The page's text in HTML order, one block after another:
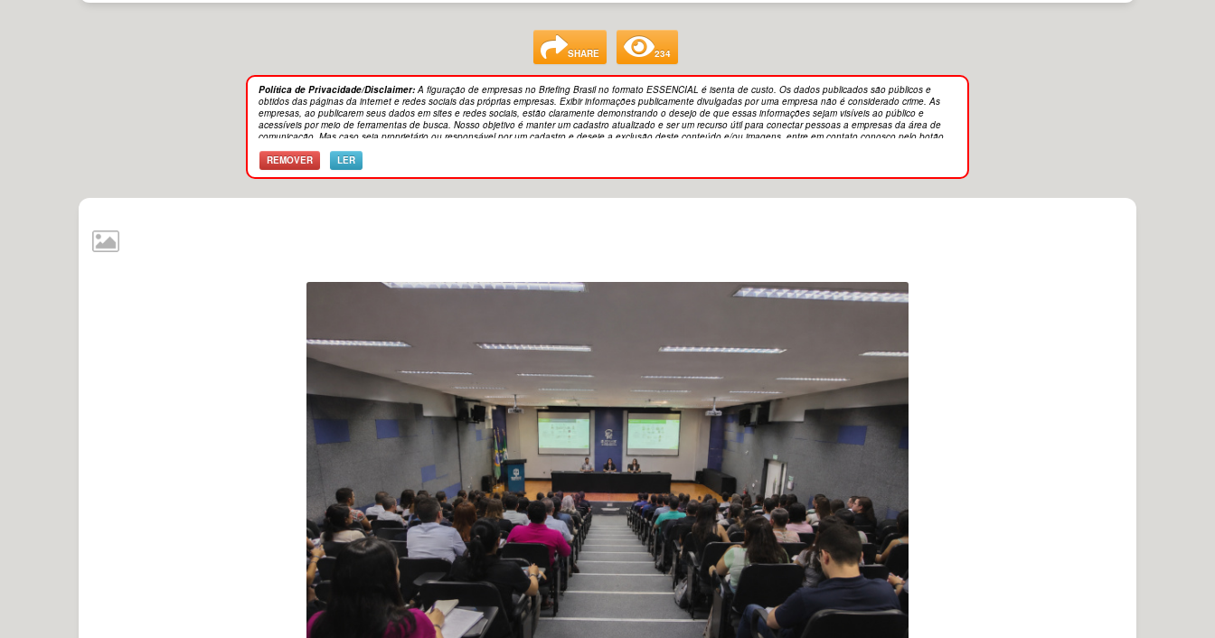
SHARE 234
Política de Privacidade/Disclaimer: A figuração de empresas no Briefing Brasil no formato ESSENCIAL é isenta de custo. Os dados publicados são públicos e
obtidos das páginas da internet e redes sociais das próprias empresas. Exibir informações publicamente divulgadas por uma empresa não é considerado crime. As
empresas, ao publicarem seus dados em sites e redes sociais, estão claramente demonstrando o desejo de que essas informações sejam visíveis ao público e
acessíveis por meio de ferramentas de busca. Nosso objetivo é manter um cadastro atualizado e ser um recurso útil para conectar pessoas a empresas da área de
comunicação. Mas caso seja proprietário ou responsável por um cadastro e deseje a exclusão deste conteúdo e/ou imagens, entre em contato conosco pelo botão
REMOVER
LER